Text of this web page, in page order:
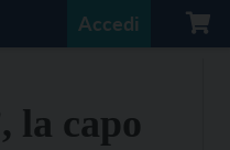
Accedi
la capo